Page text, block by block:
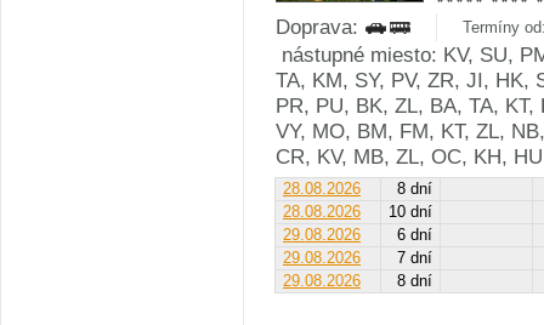
Doprava: Termíny
nástupné miesto: KV, SU,
TA, KM, SY, PV, ZR, JI, HK,
PR, PU, BK, ZL, BA, TA,
VY, MO, BM, FM, KT, ZL,
CR, KV, MB, ZL, OC, KH,
28.08.2026
8 dní
28.08.2026
10 dní
29.08.2026
6 dní
29.08.2026
7 dní
29.08.2026
8 dní